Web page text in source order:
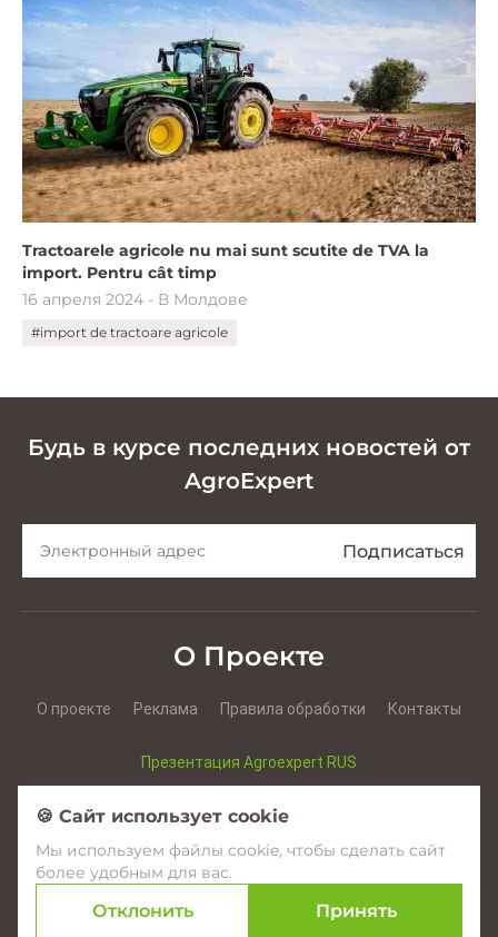
Tractoarele agricole nu mai sunt scutite de TVA la
import. Pentru cât timp
16 апреля 2024 - В Молдове
#import de tractoare agricole
Будь в курсе последних новостей от
AgroExpert
О Проекте
О проекте Реклама Правила обработки Контакты
Презентация Agroexpert RUS
Facebook YouTube Instagram
© 2017–2026 Agroexpert.md
🍪 Сайт использует cookie
Мы используем файлы cookie, чтобы сделать сайт
более удобным для вас.
Отклонить Принять